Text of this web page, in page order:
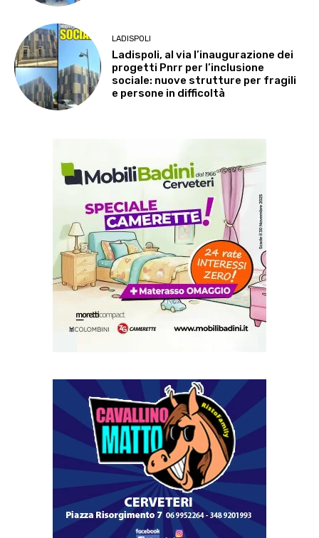
LADISPOLI
Ladispoli, al via l’inaugurazione dei
progetti Pnrr per l’inclusione
sociale: nuove strutture per fragili
e persone in difficoltà